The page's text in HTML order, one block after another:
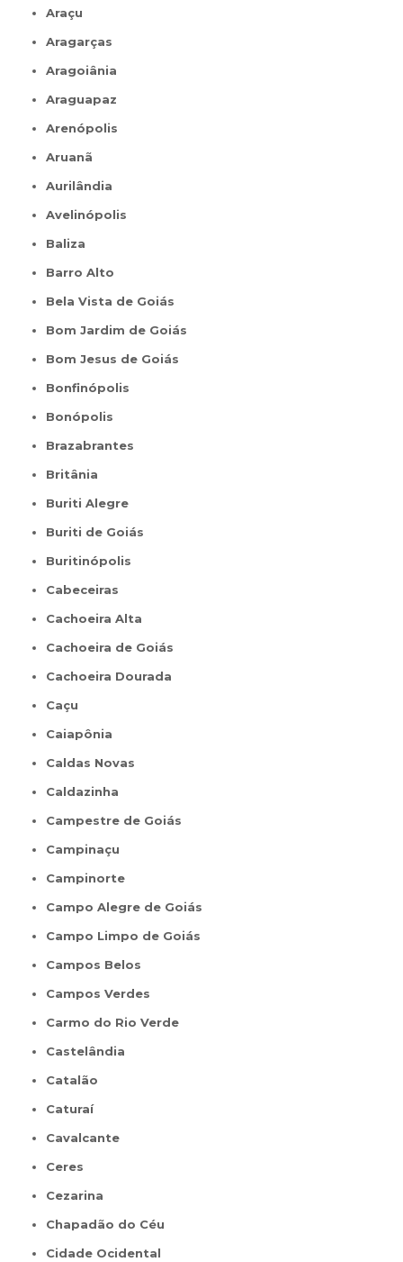
Araçu
Aragarças
Aragoiânia
Araguapaz
Arenópolis
Aruanã
Aurilândia
Avelinópolis
Baliza
Barro Alto
Bela Vista de Goiás
Bom Jardim de Goiás
Bom Jesus de Goiás
Bonfinópolis
Bonópolis
Brazabrantes
Britânia
Buriti Alegre
Buriti de Goiás
Buritinópolis
Cabeceiras
Cachoeira Alta
Cachoeira de Goiás
Cachoeira Dourada
Caçu
Caiapônia
Caldas Novas
Caldazinha
Campestre de Goiás
Campinaçu
Campinorte
Campo Alegre de Goiás
Campo Limpo de Goiás
Campos Belos
Campos Verdes
Carmo do Rio Verde
Castelândia
Catalão
Caturaí
Cavalcante
Ceres
Cezarina
Chapadão do Céu
Cidade Ocidental